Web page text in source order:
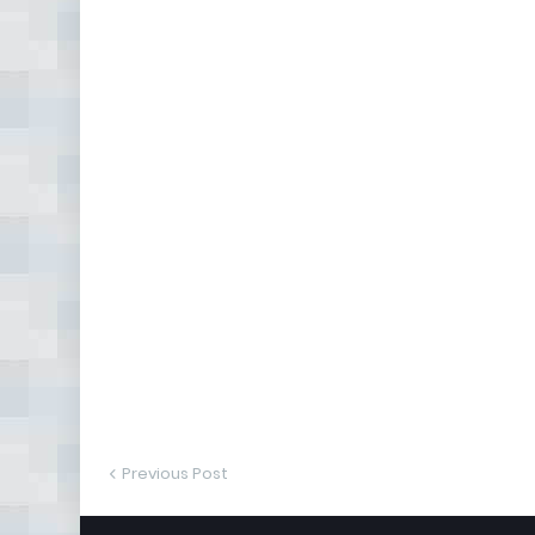
Previous Post